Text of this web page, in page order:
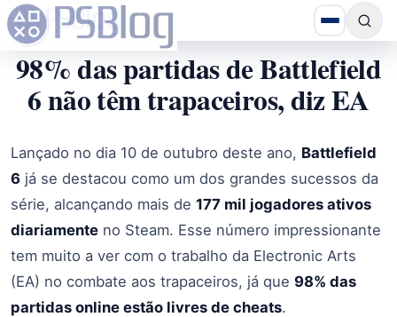
98% das partidas de Battlefield
6 não têm trapaceiros, diz EA
Lançado no dia 10 de outubro deste ano, Battlefield
6 já se destacou como um dos grandes sucessos da
série, alcançando mais de 177 mil jogadores ativos
diariamente no Steam. Esse número impressionante
tem muito a ver com o trabalho da Electronic Arts
(EA) no combate aos trapaceiros, já que 98% das
partidas online estão livres de cheats.